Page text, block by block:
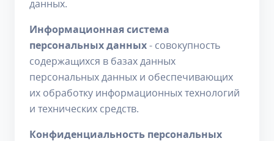
данных.
Информационная система
персональных данных- совокупность
содержащихся в базах данных
персональных данных и обеспечивающих
их обработку информационных технологий
и технических средств.
Конфиденциальность персональных